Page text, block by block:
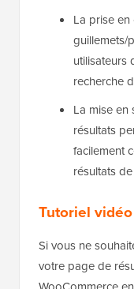
La prise
guillemets/
utilisateurs
recherche
La mise en
résultats
facilement
résultats
Tutoriel vidéo
Si vous ne
votre page de